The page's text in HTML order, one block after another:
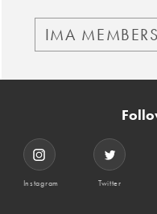
IMA
Instagram Twitter